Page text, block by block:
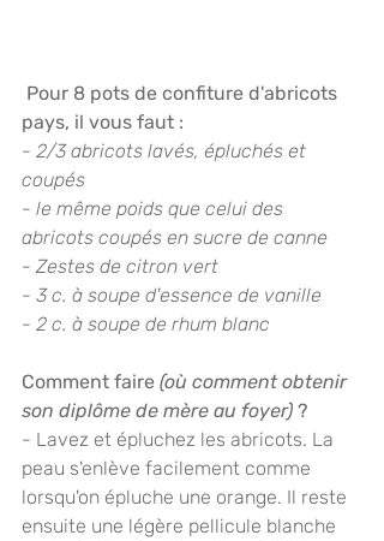
pays, il vous faut :
- 2/3 abricots lavés, épluchés et
coupés
- le même poids que celui des
abricots coupés en sucre de canne
- Zestes de citron vert
- 3 c. à soupe d'essence de vanille
- 2 c. à soupe de rhum blanc
Comment faire (où comment obtenir
son diplôme de mère au foyer) ?
- Lavez et épluchez les abricots. La
peau s'enlève facilement comme
lorsqu'on épluche une orange. Il reste
ensuite une légère pellicule blanche